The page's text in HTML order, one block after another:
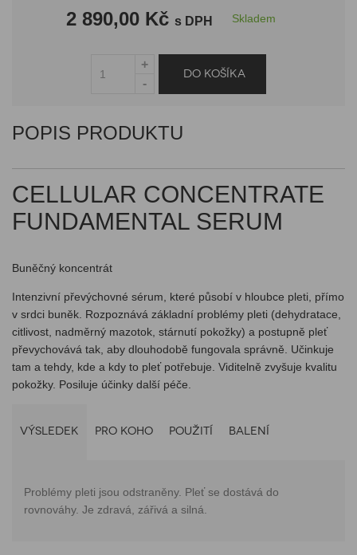
2 890,00 Kč s DPH Skladem
POPIS PRODUKTU
CELLULAR CONCENTRATE
FUNDAMENTAL SERUM
Buněčný koncentrát
Intenzivní převýchovné sérum, které působí v hloubce pleti, přímo
v srdci buněk. Rozpoznává základní problémy pleti (dehydratace,
citlivost, nadměrný mazotok, stárnutí pokožky) a postupně pleť
převychovává tak, aby dlouhodobě fungovala správně. Učinkuje
tam a tehdy, kde a kdy to pleť potřebuje. Viditelně zvyšuje kvalitu
pokožky. Posiluje účinky další péče.
VÝSLEDEK PRO KOHO POUŽITÍ BALENÍ
Problémy pleti jsou odstraněny. Pleť se dostává do
rovnováhy. Je zdravá, zářivá a silná.